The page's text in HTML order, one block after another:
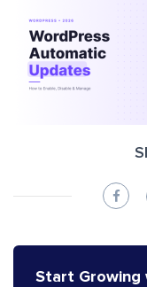
Start Growing